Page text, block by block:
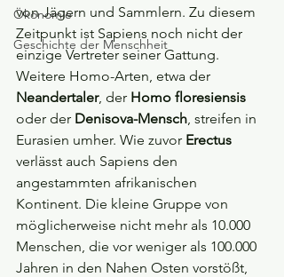
Ökonomie
Geschichte der Menschheit
von Jägern und Sammlern. Zu diesem
Zeitpunkt ist Sapiens noch nicht der
einzige Vertreter seiner Gattung.
Weitere Homo-Arten, etwa der
Neandertaler, der Homo floresiensis
oder der Denisova-Mensch, streifen in
Eurasien umher. Wie zuvor Erectus
verlässt auch Sapiens den
angestammten afrikanischen
Kontinent. Die kleine Gruppe von
möglicherweise nicht mehr als 10.000
Menschen, die vor weniger als 100.000
Jahren in den Nahen Osten vorstößt,